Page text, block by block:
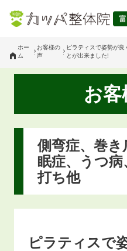
ホー
ム
お客様の
声
ピラティスで姿勢が良
とが出来ました!
お客
側弯症、巻
眠症、うつ病
打ち他
ピラティスで